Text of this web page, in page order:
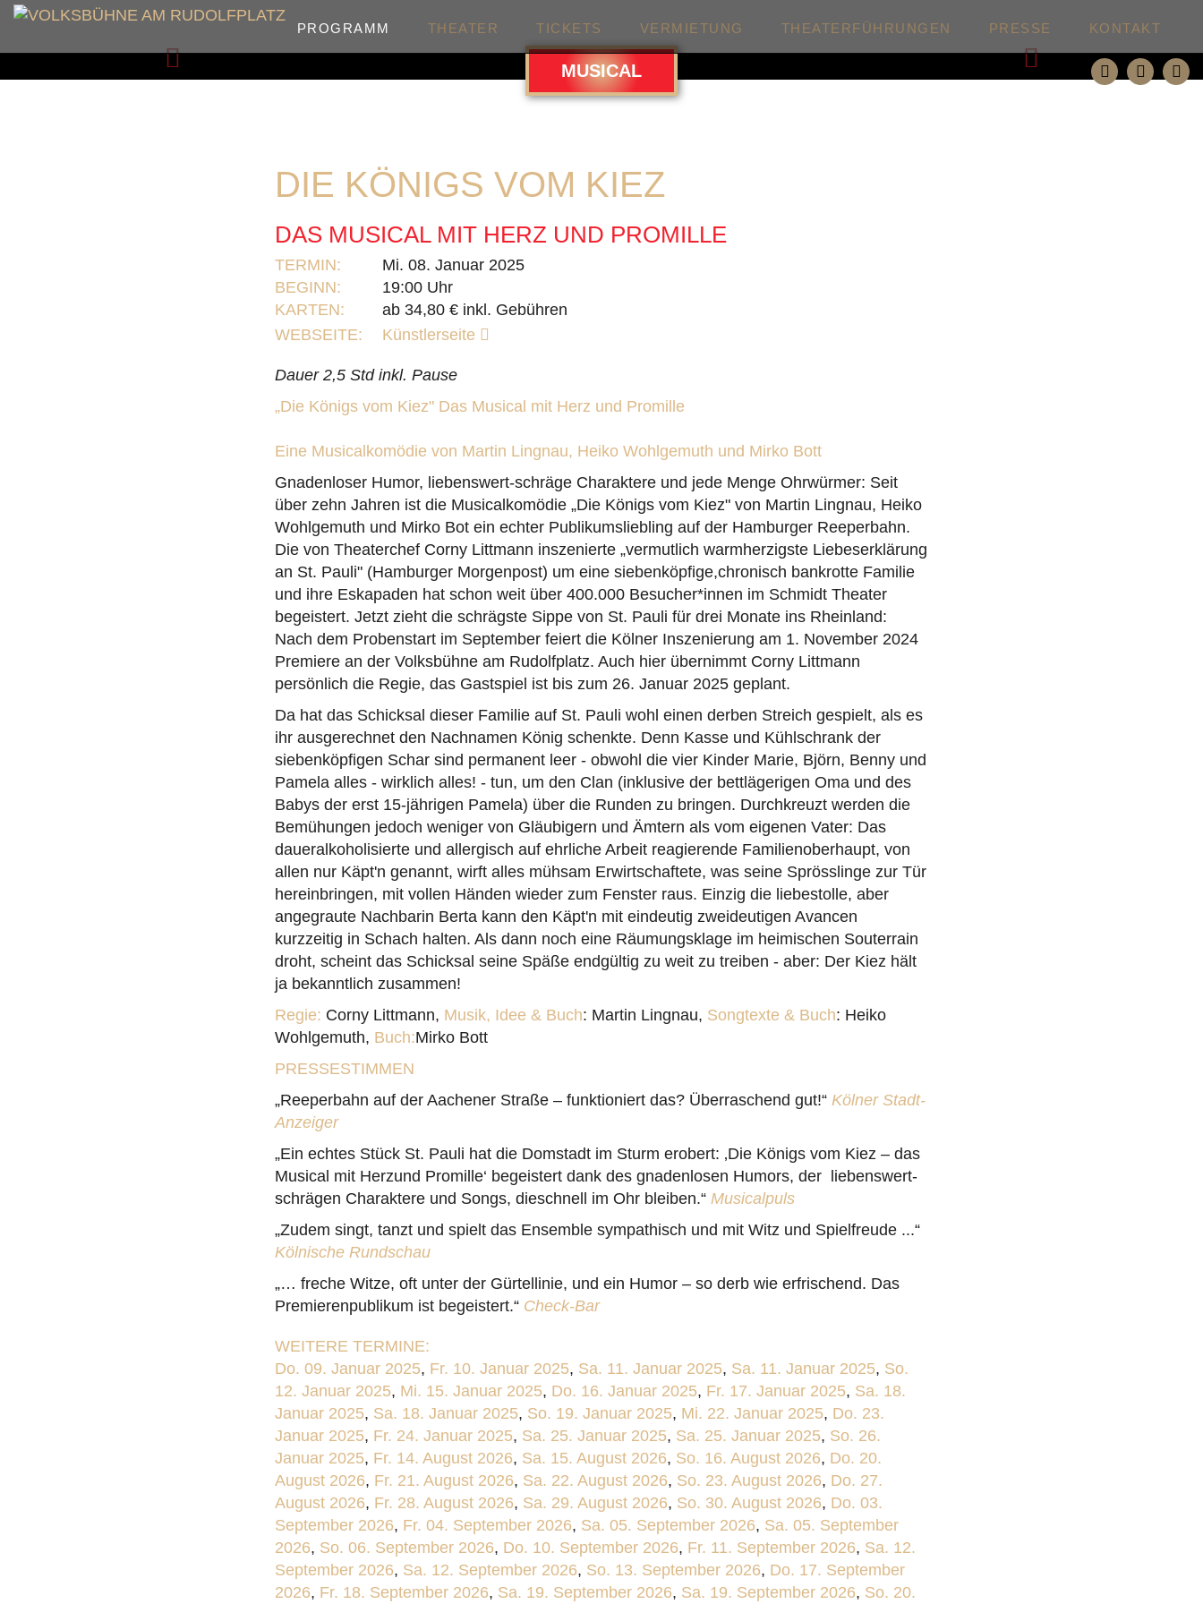
PROGRAMM THEATER TICKETS VERMIETUNG THEATERFÜHRUNGEN PRESSE KONTAKT
Zurück Weiter
MUSICAL
DIE KÖNIGS VOM KIEZ
DAS MUSICAL MIT HERZ UND PROMILLE
TERMIN:
Mi. 08. Januar 2025
BEGINN:
19:00 Uhr
KARTEN:
ab 34,80 € inkl. Gebühren
WEBSEITE:
Künstlerseite
Dauer 2,5 Std inkl. Pause
„Die Königs vom Kiez" Das Musical mit Herz und Promille
Eine Musicalkomödie von Martin Lingnau, Heiko Wohlgemuth und Mirko Bott
Gnadenloser Humor, liebenswert-schräge Charaktere und jede Menge Ohrwürmer: Seit
über zehn Jahren ist die Musicalkomödie „Die Königs vom Kiez" von Martin Lingnau, Heiko
Wohlgemuth und Mirko Bot ein echter Publikumsliebling auf der Hamburger Reeperbahn.
Die von Theaterchef Corny Littmann inszenierte „vermutlich warmherzigste Liebeserklärung
an St. Pauli" (Hamburger Morgenpost) um eine siebenköpfige,chronisch bankrotte Familie
und ihre Eskapaden hat schon weit über 400.000 Besucher*innen im Schmidt Theater
begeistert. Jetzt zieht die schrägste Sippe von St. Pauli für drei Monate ins Rheinland:
Nach dem Probenstart im September feiert die Kölner Inszenierung am 1. November 2024
Premiere an der Volksbühne am Rudolfplatz. Auch hier übernimmt Corny Littmann
persönlich die Regie, das Gastspiel ist bis zum 26. Januar 2025 geplant.
Da hat das Schicksal dieser Familie auf St. Pauli wohl einen derben Streich gespielt, als es
ihr ausgerechnet den Nachnamen König schenkte. Denn Kasse und Kühlschrank der
siebenköpfigen Schar sind permanent leer - obwohl die vier Kinder Marie, Björn, Benny und
Pamela alles - wirklich alles! - tun, um den Clan (inklusive der bettlägerigen Oma und des
Babys der erst 15-jährigen Pamela) über die Runden zu bringen. Durchkreuzt werden die
Bemühungen jedoch weniger von Gläubigern und Ämtern als vom eigenen Vater: Das
daueralkoholisierte und allergisch auf ehrliche Arbeit reagierende Familienoberhaupt, von
allen nur Käpt'n genannt, wirft alles mühsam Erwirtschaftete, was seine Sprösslinge zur Tür
hereinbringen, mit vollen Händen wieder zum Fenster raus. Einzig die liebestolle, aber
angegraute Nachbarin Berta kann den Käpt'n mit eindeutig zweideutigen Avancen
kurzzeitig in Schach halten. Als dann noch eine Räumungsklage im heimischen Souterrain
droht, scheint das Schicksal seine Späße endgültig zu weit zu treiben - aber: Der Kiez hält
ja bekanntlich zusammen!
Regie: Corny Littmann, Musik, Idee & Buch: Martin Lingnau, Songtexte & Buch: Heiko
Wohlgemuth, Buch:Mirko Bott
PRESSESTIMMEN
„Reeperbahn auf der Aachener Straße – funktioniert das? Überraschend gut!“ Kölner Stadt-
Anzeiger
„Ein echtes Stück St. Pauli hat die Domstadt im Sturm erobert: ‚Die Königs vom Kiez – das
Musical mit Herzund Promille‘ begeistert dank des gnadenlosen Humors, der liebenswert-
schrägen Charaktere und Songs, dieschnell im Ohr bleiben.“ Musicalpuls
„Zudem singt, tanzt und spielt das Ensemble sympathisch und mit Witz und Spielfreude ...“
Kölnische Rundschau
„… freche Witze, oft unter der Gürtellinie, und ein Humor – so derb wie erfrischend. Das
Premierenpublikum ist begeistert.“ Check-Bar
WEITERE TERMINE:
Do. 09. Januar 2025, Fr. 10. Januar 2025, Sa. 11. Januar 2025, Sa. 11. Januar 2025, So.
12. Januar 2025, Mi. 15. Januar 2025, Do. 16. Januar 2025, Fr. 17. Januar 2025, Sa. 18.
Januar 2025, Sa. 18. Januar 2025, So. 19. Januar 2025, Mi. 22. Januar 2025, Do. 23.
Januar 2025, Fr. 24. Januar 2025, Sa. 25. Januar 2025, Sa. 25. Januar 2025, So. 26.
Januar 2025, Fr. 14. August 2026, Sa. 15. August 2026, So. 16. August 2026, Do. 20.
August 2026, Fr. 21. August 2026, Sa. 22. August 2026, So. 23. August 2026, Do. 27.
August 2026, Fr. 28. August 2026, Sa. 29. August 2026, So. 30. August 2026, Do. 03.
September 2026, Fr. 04. September 2026, Sa. 05. September 2026, Sa. 05. September
2026, So. 06. September 2026, Do. 10. September 2026, Fr. 11. September 2026, Sa. 12.
September 2026, Sa. 12. September 2026, So. 13. September 2026, Do. 17. September
2026, Fr. 18. September 2026, Sa. 19. September 2026, Sa. 19. September 2026, So. 20.